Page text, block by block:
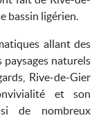
bassin ligérien.
allant des
paysages naturels
Rive-de-Gier
et son
de nombreux